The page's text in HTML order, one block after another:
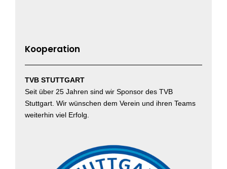
Kooperation
TVB STUTTGART
Seit über 25 Jahren sind wir Sponsor des TVB
Stuttgart. Wir wünschen dem Verein und ihren Teams
weiterhin viel Erfolg.